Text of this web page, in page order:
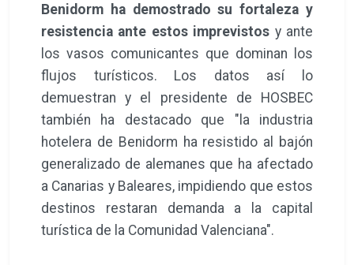
Benidorm ha demostrado su fortaleza y
resistencia ante estos imprevistos y ante
los vasos comunicantes que dominan los
flujos turísticos. Los datos así lo
demuestran y el presidente de HOSBEC
también ha destacado que "la industria
hotelera de Benidorm ha resistido al bajón
generalizado de alemanes que ha afectado
a Canarias y Baleares, impidiendo que estos
destinos restaran demanda a la capital
turística de la Comunidad Valenciana".